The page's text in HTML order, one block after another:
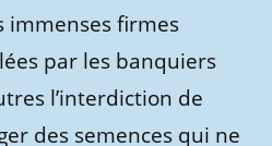
immenses firmes
par les banquiers
l’interdiction de
des semences qui ne